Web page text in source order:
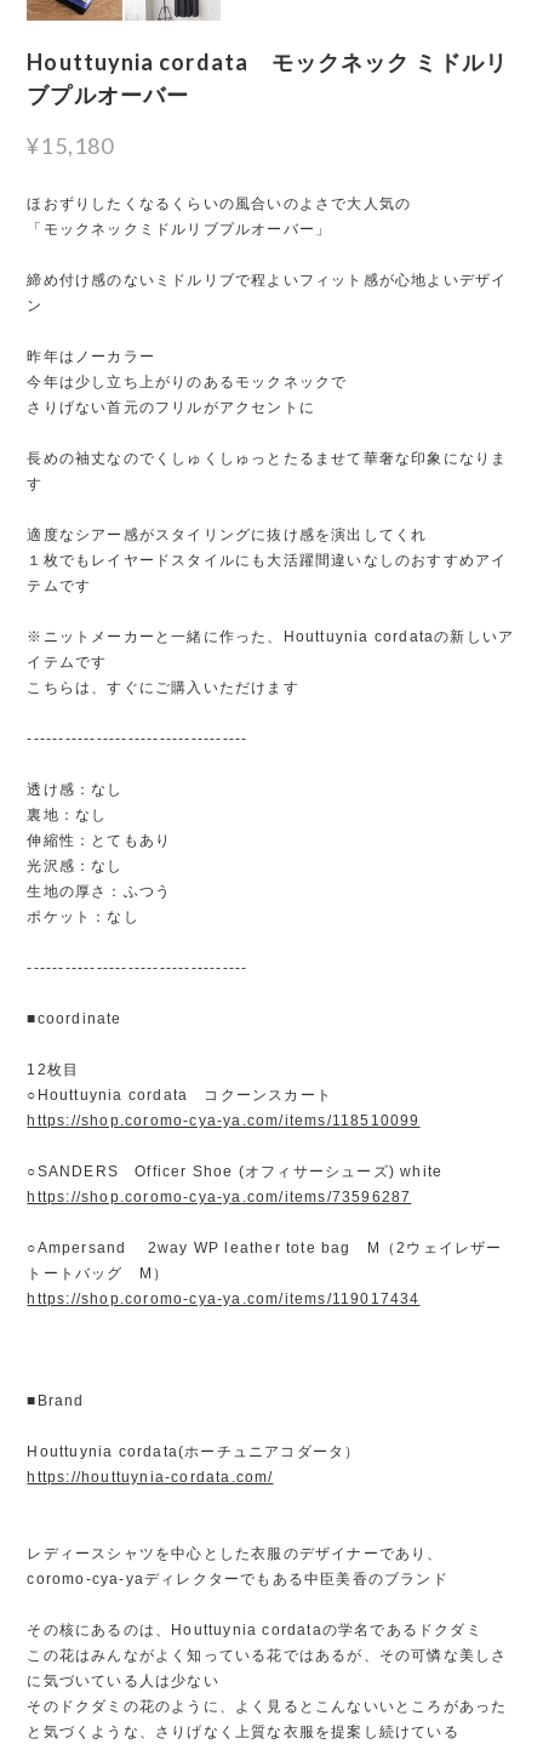
Houttuynia cordata モックネック ミドルリ
ブプルオーバー
¥15,180
ほおずりしたくなるくらいの風合いのよさで大人気の
「モックネックミドルリブプルオーバー」
締め付け感のないミドルリブで程よいフィット感が心地よいデザイ
ン
昨年はノーカラー
今年は少し立ち上がりのあるモックネックで
さりげない首元のフリルがアクセントに
長めの袖丈なのでくしゅくしゅっとたるませて華奢な印象になりま
す
適度なシアー感がスタイリングに抜け感を演出してくれ
１枚でもレイヤードスタイルにも大活躍間違いなしのおすすめアイ
テムです
※ニットメーカーと一緒に作った、Houttuynia cordataの新しいア
イテムです
こちらは、すぐにご購入いただけます
-----------------------------------
透け感：なし
裏地：なし
伸縮性：とてもあり
光沢感：なし
生地の厚さ：ふつう
ポケット：なし
-----------------------------------
■coordinate
12枚目
○Houttuynia cordata コクーンスカート
https://shop.coromo-cya-ya.com/items/118510099
○SANDERS Officer Shoe (オフィサーシューズ) white
https://shop.coromo-cya-ya.com/items/73596287
○Ampersand 2way WP leather tote bag M（2ウェイレザー
トートバッグ M）
https://shop.coromo-cya-ya.com/items/119017434
■Brand
Houttuynia cordata(ホーチュニアコダータ）
https://houttuynia-cordata.com/
レディースシャツを中心とした衣服のデザイナーであり、
coromo-cya-yaディレクターでもある中臣美香のブランド
その核にあるのは、Houttuynia cordataの学名であるドクダミ
この花はみんながよく知っている花ではあるが、その可憐な美しさ
に気づいている人は少ない
そのドクダミの花のように、よく見るとこんないいところがあった
と気づくような、さりげなく上質な衣服を提案し続けている